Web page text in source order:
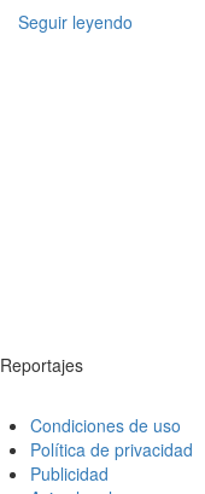
Seguir leyendo
Reportajes
Condiciones de uso
Política de privacidad
Publicidad